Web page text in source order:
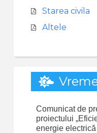
Starea civila
Altele
Comunicat de
proiectului
energie